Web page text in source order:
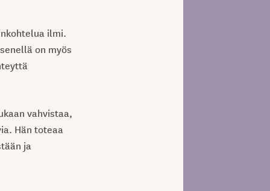
ilmi.
on myös
vahvistaa,
Hän toteaa
ja